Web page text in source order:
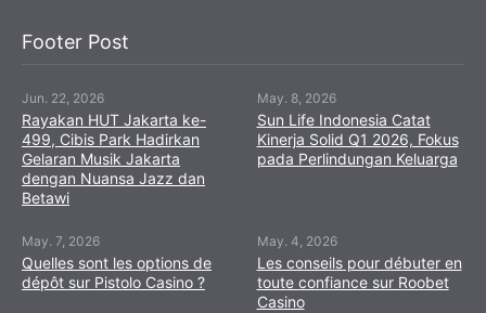
Footer Post
Jun. 22, 2026
Rayakan HUT Jakarta ke-
499, Cibis Park Hadirkan
Gelaran Musik Jakarta
dengan Nuansa Jazz dan
Betawi
May. 8, 2026
Sun Life Indonesia Catat
Kinerja Solid Q1 2026, Fokus
pada Perlindungan Keluarga
May. 7, 2026
Quelles sont les options de
dépôt sur Pistolo Casino ?
May. 4, 2026
Les conseils pour débuter en
toute confiance sur Roobet
Casino